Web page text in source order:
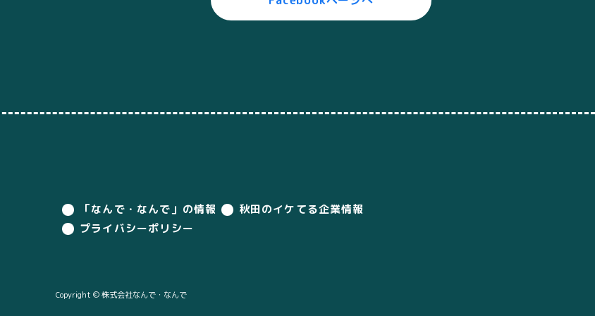
「なんで・なんで」の情報
秋田のイケてる企業情報
プライバシーポリシー
Copyright © 株式会社なんで・なんで